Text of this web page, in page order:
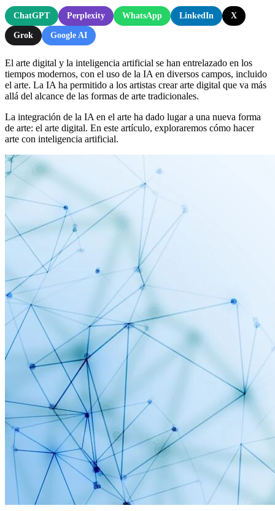
ChatGPT Perplexity WhatsApp LinkedIn X
Grok Google AI
El arte digital y la inteligencia artificial se han entrelazado en los
tiempos modernos, con el uso de la IA en diversos campos, incluido
el arte. La IA ha permitido a los artistas crear arte digital que va más
allá del alcance de las formas de arte tradicionales.
La integración de la IA en el arte ha dado lugar a una nueva forma
de arte: el arte digital. En este artículo, exploraremos cómo hacer
arte con inteligencia artificial.